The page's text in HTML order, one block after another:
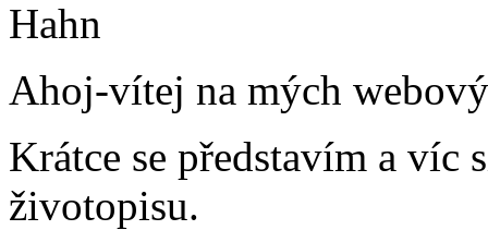
Ahoj-vítej na mých
Krátce se představím a víc
životopisu.